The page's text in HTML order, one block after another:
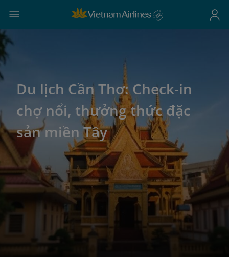
Du lịch Cần Thơ: Check-in
chợ nổi, thưởng thức đặc
sản miền Tây